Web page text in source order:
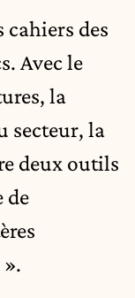
des
Avec le
la
secteur, la
deux outils
de